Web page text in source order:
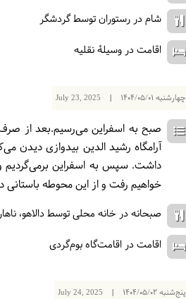
شام در رستوران توسط گردشگر
اقامت در وسیلۀ نقلیه
چهارشنبه July 23, 2025 | 1404/05/01
صبح به اسفراین می‌رسیم.بعد از
آرامگاه رشید الدین بیدوازی
داشت. سپس به اسفراین برمی‌گردیم و
خواهیم رفت و از این محوطه باستانی
صبحانه در خانه محلی توسط دالاهو
اقامت در اقامت‌گاه بوم‌گردی
پنج‌شنبه July 24, 2025 | 1404/05/02